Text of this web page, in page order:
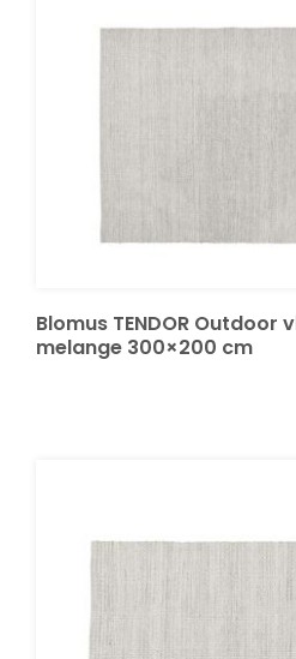
Accessoires en Kado
Onze merken
Blomus TENDOR Outdoor
melange 300×200 cm